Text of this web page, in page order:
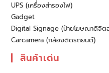
UPS (เครื่องสำรองไฟ)
Gadget
Digital Signage (ป้ายโฆษณาดิจิต
Carcamera (กล้องติดรถยนต์)
สินค้าเด่น